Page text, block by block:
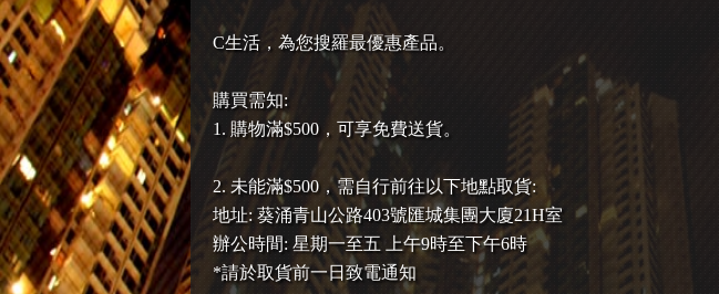
C生活，為您搜羅最優惠產品。
購買需知:
1. 購物滿$500，可享免費送貨。
2. 未能滿$500，需自行前往以下地點取貨:
地址: 葵涌青山公路403號匯城集團大廈21H室
辦公時間: 星期一至五 上午9時至下午6時
*請於取貨前一日致電通知